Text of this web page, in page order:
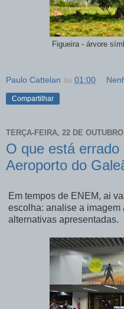
Figueira - árvore
Paulo Cattelan às 01:00
Compartilhar
TERÇA-FEIRA, 22 DE
O que está
Aeroporto do
Em tempos de ENEM, ai
escolha: analise a
alternativas apresentadas.